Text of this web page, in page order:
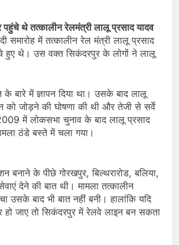
थे तत्कालीन रेलमंत्री लालू प्रसाद यादव
समारोह में तत्कालीन रेल मंत्री लालू प्रसाद
हुए थे। उस वक्त सिकंदरपुर के लोगों ने लालू
बारे में ज्ञापन दिया था। उसके बाद लालू
को जोड़ने की घोषणा की थी और तेजी से सर्वे
में लोकसभा चुनाव के बाद लालू प्रसाद
ठंडे बस्ते में चला गया।
बनाने के पीछे गोरखपुर, बिल्थरारोड, बलिया,
देने की बात थी। मामला तत्कालीन
उसके बाद भी बात नहीं बनी। हालांकि यदि
हो जाए तो सिकंदरपुर में रेलवे लाइन बन सकता